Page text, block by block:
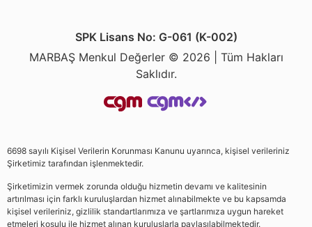
SPK Lisans No: G-061 (K-002)
MARBAŞ Menkul Değerler © 2026 | Tüm Hakları
Saklıdır.
6698 sayılı Kişisel Verilerin Korunması Kanunu uyarınca, kişisel verileriniz
Şirketimiz tarafından işlenmektedir.
Şirketimizin vermek zorunda olduğu hizmetin devamı ve kalitesinin
artırılması için farklı kuruluşlardan hizmet alınabilmekte ve bu kapsamda
kişisel verileriniz, gizlilik standartlarımıza ve şartlarımıza uygun hareket
etmeleri koşulu ile hizmet alınan kuruluşlarla paylaşılabilmektedir.